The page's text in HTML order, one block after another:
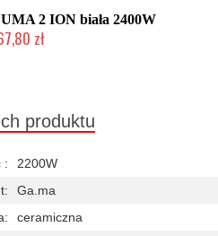
2 ION biała 2400W
zł
produktu
:
2200W
Ga.ma
ceramiczna